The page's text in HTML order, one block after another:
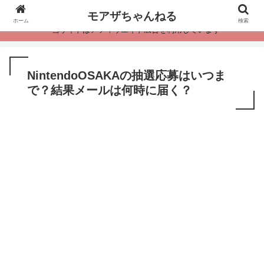
・当サイトはアフィリエイト広告を利用しています
NintendoOSAKAの抽選応募はいつま
で？結果メールは何時に届く？
ホーム モアザちゃんねる 検索